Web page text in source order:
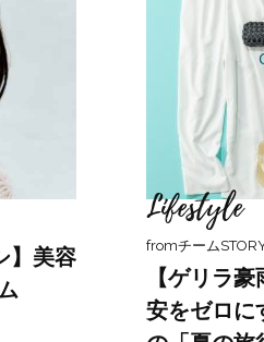
】美容
Lifestyle
fromチーム
【ゲリラ
安をゼロに